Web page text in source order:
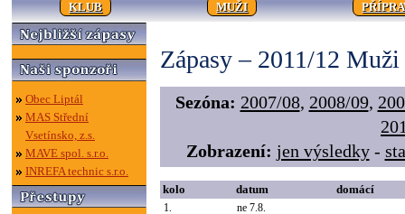
KLUB MUŽI
Obec Liptál
MAS Střední
Vsetínsko, z.s.
MAVE spol. s.r.o.
INREFA technic s.r.o.
Zápasy – 2011/12 Muži
Sezóna: 2007/08, 2008/09,
Zobrazení: jen výsledky-
kolo datum domácí
1.
ne 7.8.